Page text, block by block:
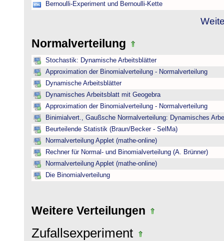
Bernoulli-Experiment und Bernoulli-Kette
Normalverteilung
Stochastik: Dynamische Arbeitsblätter
Approximation der Binomialverteilung - Normalverteilung
Dynamische Arbeitsblätter
Dynamisches Arbeitsblatt mit Geogebra
Approximation der Binomialverteilung - Normalverteilung
Binimialvert., Gaußsche Normalverteilung: Dynamisches
Beurteilende Statistik (Braun/Becker - SelMa)
Normalverteilung Applet (mathe-online)
Rechner für Normal- und Binomialverteilung (A. Brünner)
Normalverteilung Applet (mathe-online)
Die Binomialverteilung
Weitere Verteilungen
Zufallsexperiment